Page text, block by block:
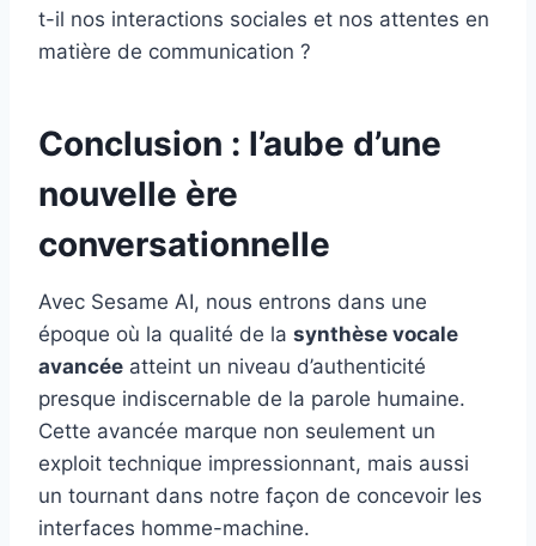
t-il nos interactions sociales et nos attentes en
matière de communication ?
Conclusion : l’aube d’une
nouvelle ère
conversationnelle
Avec Sesame AI, nous entrons dans une
époque où la qualité de la synthèse vocale
avancée atteint un niveau d’authenticité
presque indiscernable de la parole humaine.
Cette avancée marque non seulement un
exploit technique impressionnant, mais aussi
un tournant dans notre façon de concevoir les
interfaces homme-machine.